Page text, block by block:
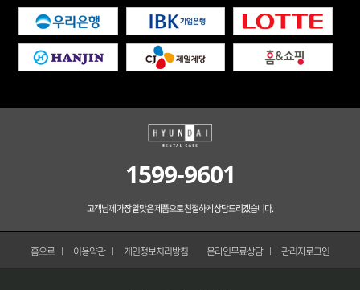
1599-9601
고객님께 가장 알맞은 제품으로 친절하게 상담드리겠습니다.
홈으로 이용약관 개인정보처리방침 온라인무료상담 관리자로그인